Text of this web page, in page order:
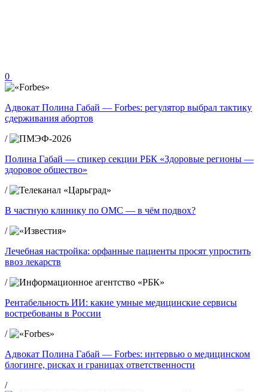
0
Адвокат Полина Габай — Forbes: регулятор выбрал тактику
сдерживания абортов
/
Полина Габай — спикер секции РБК «Здоровые регионы —
здоровое общество»
/
В частную клинику по ОМС — в чём подвох?
/
Лечебная настройка: орфанные пациенты просят упростить
ввоз лекарств
/
Рентабельность ИИ: какие умные медицинские сервисы
востребованы в России
/
Адвокат Полина Габай — Forbes: интервью о медицинском
блогинге, рисках и границах ответственности
/